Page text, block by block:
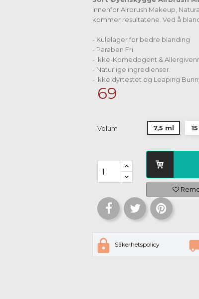
innenfor Airbrush Makeup,
kommer resultatene. Ved å
- Kulelager for bedre blanding
- Paraben Fri.
- Ikke-Komedogent &
- Naturlige ingredienser.
- Ikke dyrtestet og Leaping
69
Volum 7,5 ml
Säkerhetspolicy